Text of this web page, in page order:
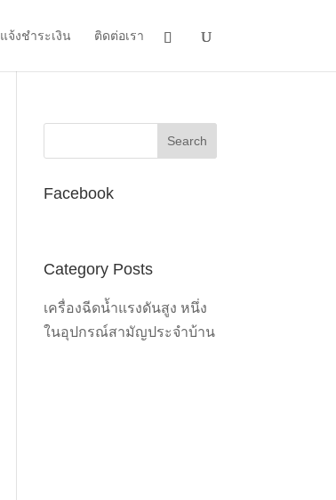
แจ้งชำระเงิน ติดต่อเรา
Facebook
Category Posts
เครื่องฉีดน้ำแรงดันสูง หนึ่ง
ในอุปกรณ์สามัญประจำบ้าน